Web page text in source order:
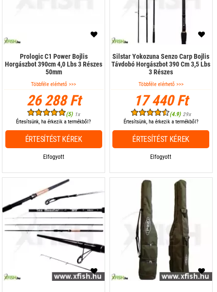
Prologic C1 Power Bojlis
Horgászbot 390cm 4,0 Lbs 3 Részes
50mm
Többféle elérhető >>>
26 288 Ft
(5) 1x
Elfogyott
Értesítsünk, ha érkezik a termékből?
ÉRTESÍTÉST KÉREK
Silstar Yokozuna Senzo Carp Bojlis
Távdobó Horgászbot 390 Cm 3,5 Lbs
3 Részes
Többféle elérhető >>>
17 440 Ft
(4.9) 29x
Elfogyott
Értesítsünk, ha érkezik a termékből?
ÉRTESÍTÉST KÉREK